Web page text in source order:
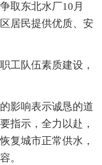
取东北水厂10月
居民提供优质、安
工队伍素质建设，
影响表示诚恳的道
指示，全力以赴，
复城市正常供水，
。